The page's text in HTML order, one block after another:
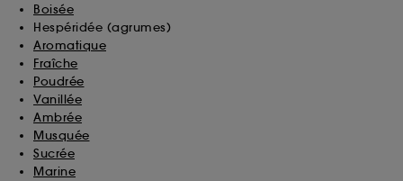
Boisée
Hespéridée (agrumes)
Aromatique
Fraîche
Poudrée
Vanillée
Ambrée
Musquée
Sucrée
Marine